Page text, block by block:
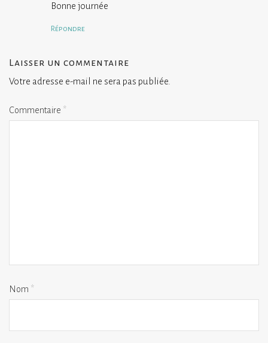
Bonne journée
Répondre
Laisser un commentaire
Votre adresse e-mail ne sera pas publiée.
Commentaire *
Nom *